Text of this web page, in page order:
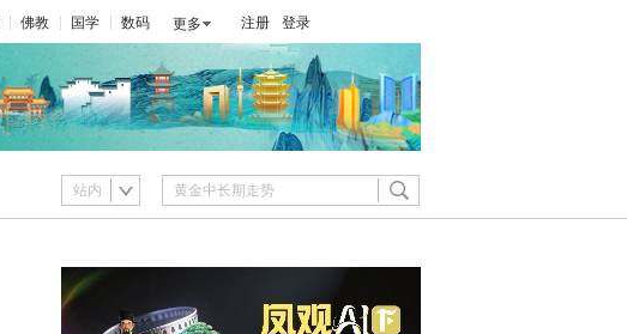
佛教 国学 数码 更多 注册 登录
站内